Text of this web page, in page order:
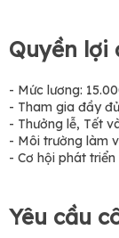
Quyền lợi
- Mức lương:
- Tham gia đầy
- Thưởng lễ, Tết
- Môi trường làm
- Cơ hội phát
Yêu cầu